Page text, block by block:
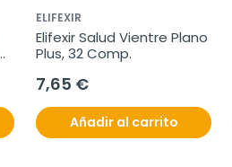
ELIFEXIR
Elifexir Salud Vientre Plano
Plus, 32 Comp.
7,65 €
Añadir al carrito